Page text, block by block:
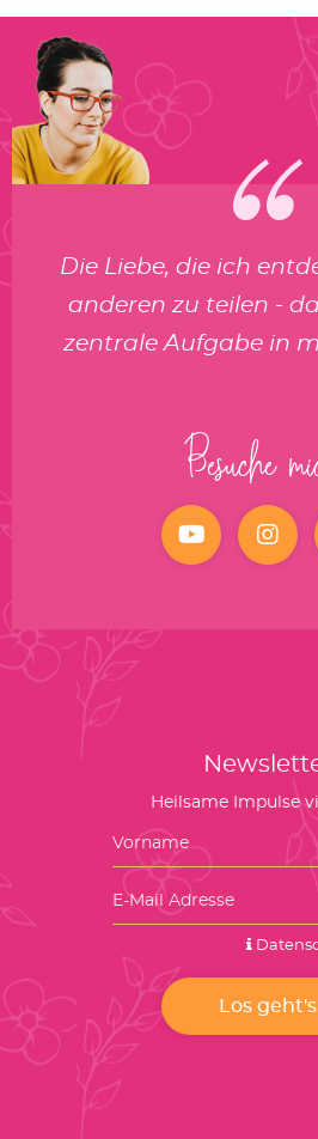
Die Liebe, die ich
anderen zu teilen -
zentrale Aufgabe in
Besuche
YouTube
Heilsame Impulse